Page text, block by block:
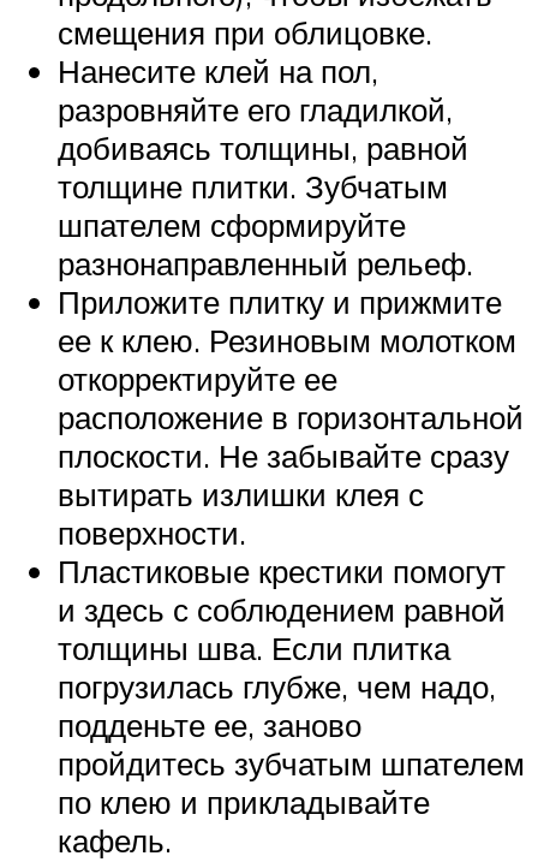
смещения при облицовке.
Нанесите клей на пол,
разровняйте его гладилкой,
добиваясь толщины, равной
толщине плитки. Зубчатым
шпателем сформируйте
разнонаправленный рельеф.
Приложите плитку и прижмите
ее к клею. Резиновым молотком
откорректируйте ее
расположение в горизонтальной
плоскости. Не забывайте сразу
вытирать излишки клея с
поверхности.
Пластиковые крестики помогут
и здесь с соблюдением равной
толщины шва. Если плитка
погрузилась глубже, чем надо,
подденьте ее, заново
пройдитесь зубчатым шпателем
по клею и прикладывайте
кафель.